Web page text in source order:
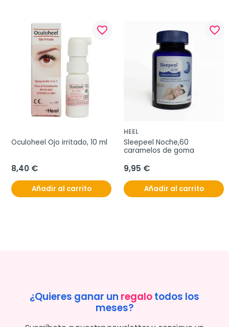
favorite_border
Oculoheel Ojo irritado, 10 ml
8,40 €
Añadir al carrito
favorite_border
HEEL
Sleepeel Noche,60
caramelos de goma
9,95 €
Añadir al carrito
¿Quieres ganar un regalotodos los
meses?